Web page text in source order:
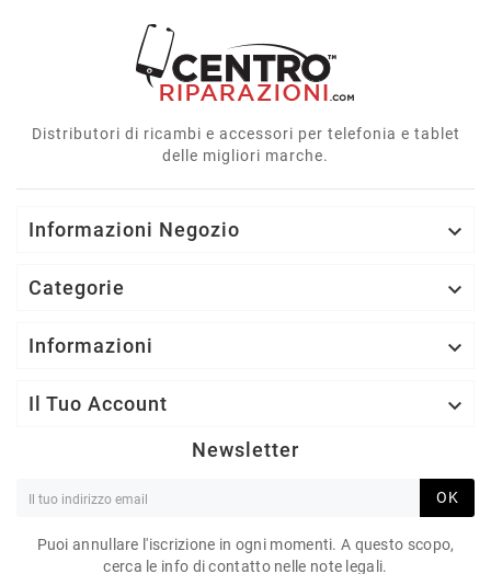
Distributori di ricambi e accessori per telefonia e tablet
delle migliori marche.
Informazioni Negozio 
Categorie 
Informazioni 
Il Tuo Account 
Newsletter
OK
Puoi annullare l'iscrizione in ogni momenti. A questo scopo,
cerca le info di contatto nelle note legali.